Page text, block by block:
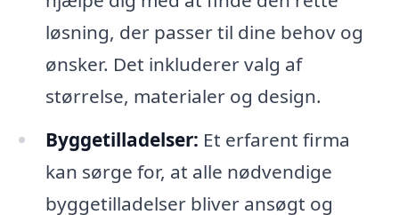
løsning, der passer til dine behov og
ønsker. Det inkluderer valg af
størrelse, materialer og design.
Byggetilladelser: Et erfarent firma
kan sørge for, at alle nødvendige
byggetilladelser bliver ansøgt og